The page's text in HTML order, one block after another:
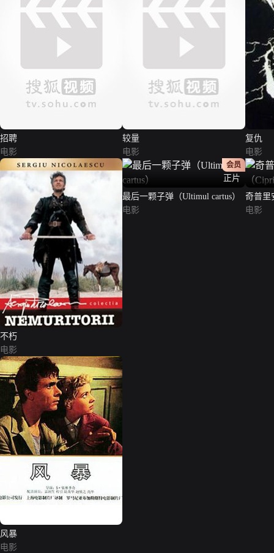
招聘
电影
较量
电影
复仇
电影
不朽
电影
正片
会员
最后一颗子弹（Ultimul cartus）
电影
奇普里
电影
风暴
电影